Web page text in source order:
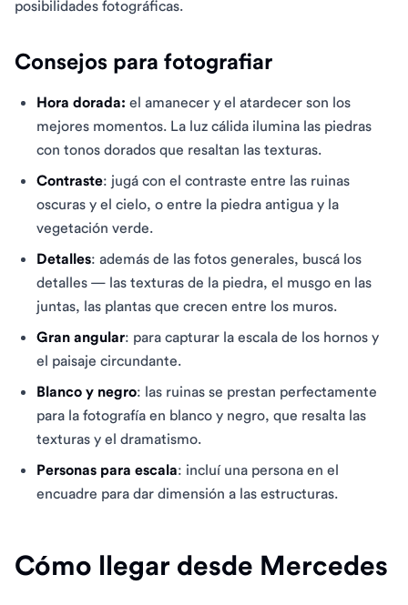
posibilidades fotográficas.
Consejos para fotografiar
Hora dorada: el amanecer y el atardecer son los
mejores momentos. La luz cálida ilumina las piedras
con tonos dorados que resaltan las texturas.
Contraste: jugá con el contraste entre las ruinas
oscuras y el cielo, o entre la piedra antigua y la
vegetación verde.
Detalles: además de las fotos generales, buscá los
detalles — las texturas de la piedra, el musgo en las
juntas, las plantas que crecen entre los muros.
Gran angular: para capturar la escala de los hornos y
el paisaje circundante.
Blanco y negro: las ruinas se prestan perfectamente
para la fotografía en blanco y negro, que resalta las
texturas y el dramatismo.
Personas para escala: incluí una persona en el
encuadre para dar dimensión a las estructuras.
Cómo llegar desde Mercedes